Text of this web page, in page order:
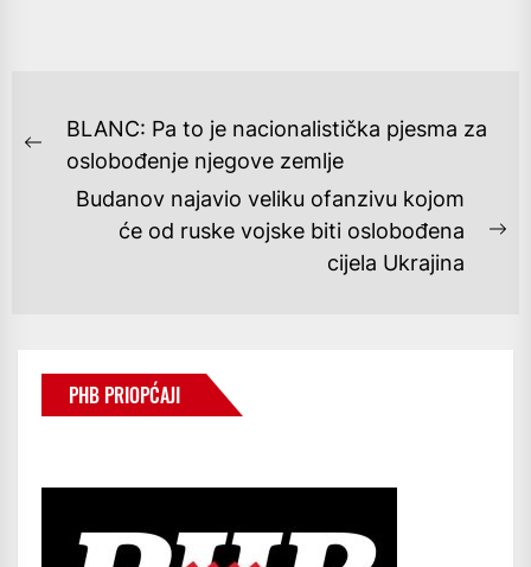
NAVIGACIJA
OBJAVA
Previous
BLANC: Pa to je nacionalistička pjesma za
oslobođenje njegove zemlje
Budanov najavio veliku ofanzivu kojom
će od ruske vojske biti oslobođena
cijela Ukrajina
PHB PRIOPĆAJI